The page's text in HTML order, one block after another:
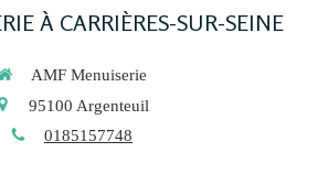
À CARRIÈRES-SUR-SEINE
AMF Menuiserie
95100 Argenteuil
0185157748